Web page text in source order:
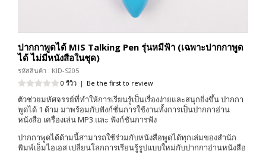
ปากกาพูดได้ MIS Talking Pen รุ่นหมีฟ้า (เฉพาะปากกาพูด
ได้ ไม่มีหนังสือในชุด)
รหัสสินค้า : KID-S205
0 รีวิว | Be the first to review
ตัวช่วยมหัศจรรย์ที่ทำให้การเรียนรู้เป็นเรื่องง่ายและสนุกยิ่งขึ้น ปากกา
พูดได้ 1 ด้าม มาพร้อมกับฟังก์ชั่นการใช้งานทั้งการเป็นปากกาอ่าน
หนังสือ เครื่องเล่น MP3 และ ฟังก์ชันการฟัง
ปากกาพูดได้ด้ามนี้สามารถใช้ร่วมกับหนังสือพูดได้ทุกเล่มของสำนัก
พิมพ์เอ็มไอเอส เปลี่ยนโลกการเรียนรู้รูปแบบใหม่กับปากกาอ่านหนังสือ